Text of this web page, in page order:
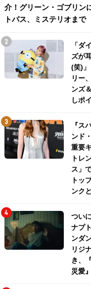
介！グリーン・ゴブリン
トパス、ミステリオまで
「ダ
ズが
(笑)」
リー
ンズ
しポ
『ス
ンド
重要
トレ
ス」
トッ
ンク
つい
ナプ
ンダ
リジ
き、
災愛